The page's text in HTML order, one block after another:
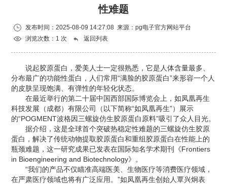
性难题
发布时间：2025-08-09 14:27:08 来源： pg电子官方网站平台
浏览次数：1 次
返回列表
说起胶原蛋白，爱美人士一定很熟悉，它是人体含量最多、
分布最广的功能性蛋白，人们常用‌“满脸的胶原蛋白”来形容一个人
的皮肤呈现饱满、有弹性的年轻化状态。
在最近举行的第二十届中国西部国际博览会上，如凤凰再生
科技发展（成都）有限公司（以下简称“如凤凰再生”）展示
的“POGMENT波格因三螺旋仿生胶原蛋白原料”吸引了众人目光。
据介绍，这是全球首个突破热稳定性难题的三螺旋仿生胶原
蛋白，解决了传统动物提取胶原蛋白和重组胶原蛋白在性能上的
瓶颈难题，这一研究成果已发表在国际知名学术期刊《Frontiers
in Bioengineering and Biotechnology》。
“我们的产品不仅瞄准高端医美、生物医疗等消费医疗领域，
在严肃医疗领域也将有广泛应用。”如凤凰再生创始人覃兴炯表